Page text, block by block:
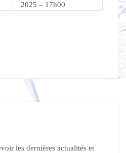
2025 – 17h00
les dernières actualités et